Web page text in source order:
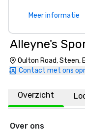
Meer informatie
Alleyne's
Oulton Road, Steen,
Contact met ons
Overzicht
Over ons